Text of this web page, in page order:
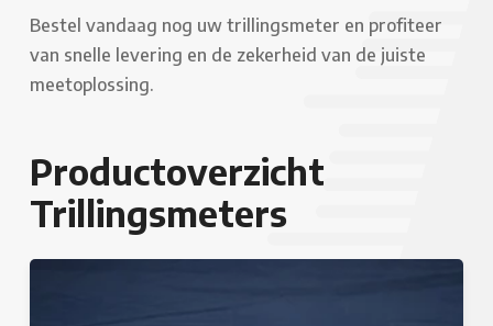
Bestel vandaag nog uw trillingsmeter en profiteer
van snelle levering en de zekerheid van de juiste
meetoplossing.
Productoverzicht
Trillingsmeters